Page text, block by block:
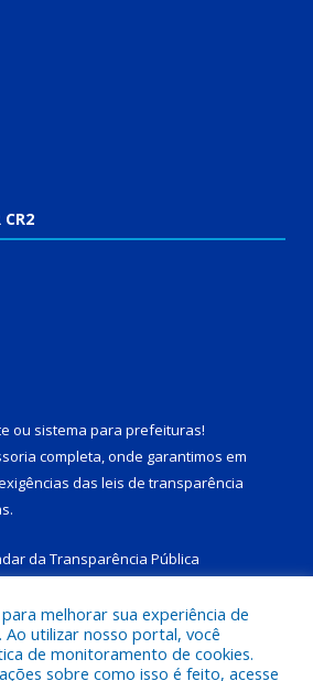
CR2
ou sistema para prefeituras!
completa, onde garantimos em
das leis de transparência
da Transparência Pública
a Prefeitura Municipal de Tucuruí-
melhorar sua experiência de
utilizar nosso portal, você
de monitoramento de cookies.
sobre como isso é feito, acesse